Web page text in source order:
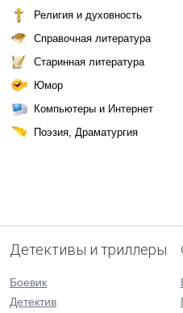
Религия и духовность
Справочная литература
Старинная литература
Юмор
Компьютеры и Интернет
Поэзия, Драматургия
Детективы и триллеры
Боевик
Детектив